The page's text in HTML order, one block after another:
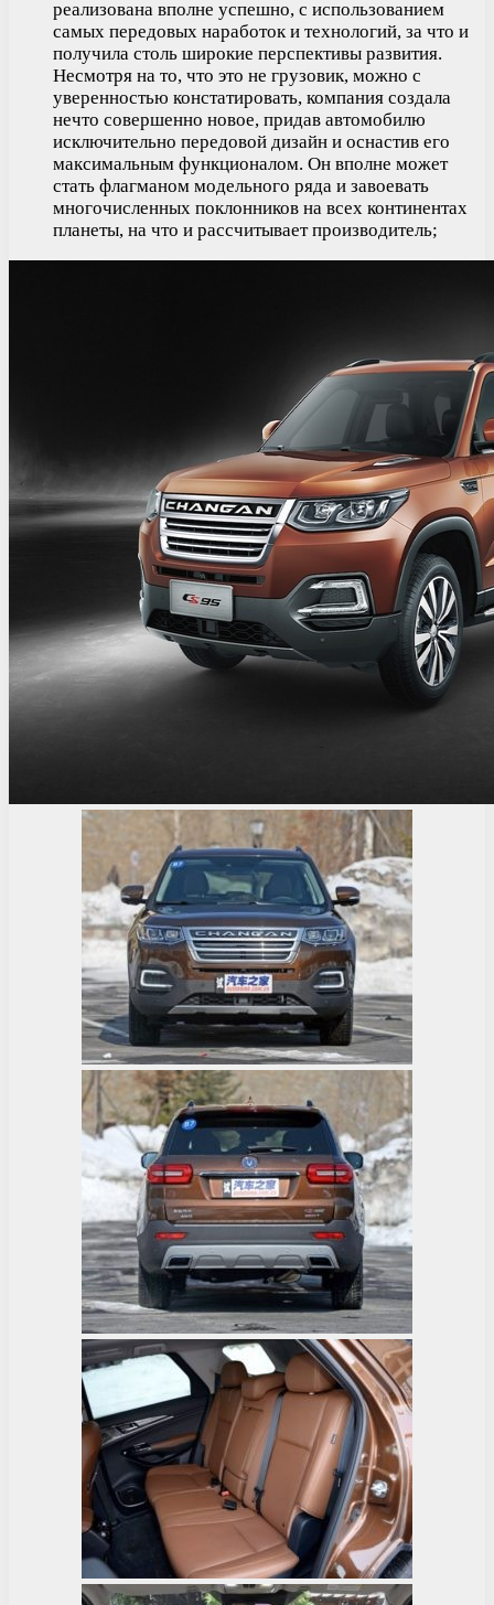
реализована вполне успешно, с использованием
самых передовых наработок и технологий, за что и
получила столь широкие перспективы развития.
Несмотря на то, что это не грузовик, можно с
уверенностью констатировать, компания создала
нечто совершенно новое, придав автомобилю
исключительно передовой дизайн и оснастив его
максимальным функционалом. Он вполне может
стать флагманом модельного ряда и завоевать
многочисленных поклонников на всех континентах
планеты, на что и рассчитывает производитель;